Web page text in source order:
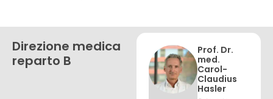
Direzione medica
reparto B
Prof. Dr.
med.
Carol-
Claudius
Hasler